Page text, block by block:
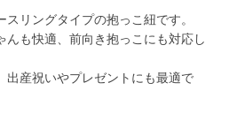
リングタイプの抱っこ紐です。
んも快適、前向き抱っこにも対応し
出産祝いやプレゼントにも最適で